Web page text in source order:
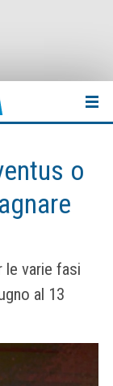
o
le varie fasi
al 13